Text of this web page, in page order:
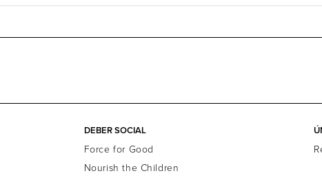
DEBER SOCIAL
Force for Good
Nourish the Children